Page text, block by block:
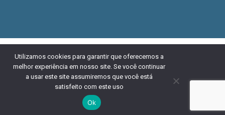
© 2026 Aliança Bike.
Esta obra está licenciada
com uma Licença Creative Commons Atribuição 4.0
Internacional. Desenvolvido porNaçãoDesign
Política de
Utilizamos cookies para garantir que oferecemos a
melhor experiência em nosso site. Se você continuar
a usar este site assumiremos que você está
satisfeito com este uso
Ok